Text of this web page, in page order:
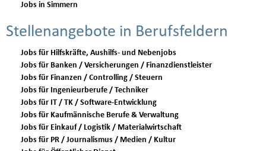
Jobs in Simmern
Stellenangebote in Berufsfeldern
Jobs für Hilfskräfte, Aushilfs- und Nebenjobs
Jobs für Banken / Versicherungen / Finanzdienstleister
Jobs für Finanzen / Controlling / Steuern
Jobs für Ingenieurberufe / Techniker
Jobs für IT / TK / Software-Entwicklung
Jobs für Kaufmännische Berufe & Verwaltung
Jobs für Einkauf / Logistik / Materialwirtschaft
Jobs für PR / Journalismus / Medien / Kultur